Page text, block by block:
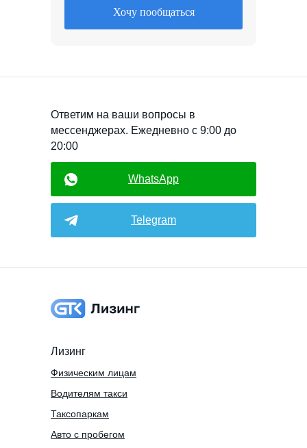
Хочу пообщаться
Ответим на ваши вопросы в
мессенджерах. Ежедневно с 9:00 до
20:00
Telegram
WhatsApp
Лизинг
Водителям такси
Физическим лицам
Таксопаркам
Авто с пробегом